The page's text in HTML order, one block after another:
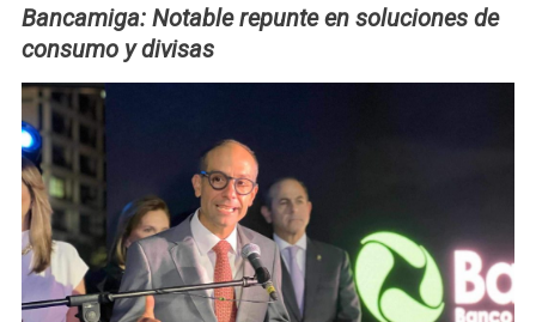
Bancamiga: Notable repunte en soluciones de
consumo y divisas